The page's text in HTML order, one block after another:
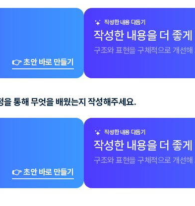
👉 초안 바로 만들기
작성한 내용 다듬기
작성한 내용을 더 좋
구조와 표현을 구체적으로 개선해
통해 무엇을 배웠는지 작성해주세요.
👉 초안 바로 만들기
작성한 내용 다듬기
작성한 내용을 더 좋
구조와 표현을 구체적으로 개선해